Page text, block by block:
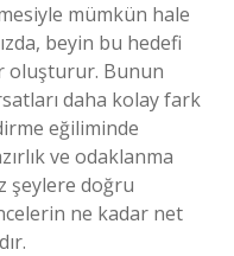
mümkün hale
beyin bu hedefi
oluşturur. Bunun
daha kolay fark
eğiliminde
ve odaklanma
şeylere doğru
ne kadar net